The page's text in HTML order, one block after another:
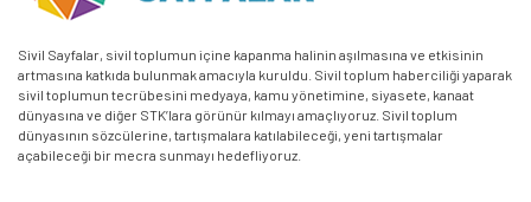
Sivil Sayfalar, sivil toplumun içine kapanma halinin aşılmasına ve etkisinin
artmasına katkıda bulunmak amacıyla kuruldu. Sivil toplum haberciliği yaparak
sivil toplumun tecrübesini medyaya, kamu yönetimine, siyasete, kanaat
dünyasına ve diğer STK’lara görünür kılmayı amaçlıyoruz. Sivil toplum
dünyasının sözcülerine, tartışmalara katılabileceği, yeni tartışmalar
açabileceği bir mecra sunmayı hedefliyoruz.